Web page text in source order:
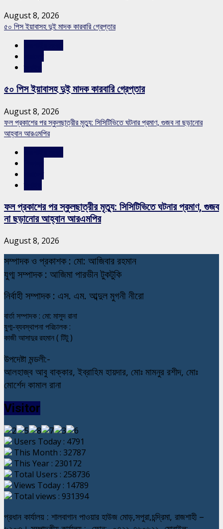
August 8, 2026
৫০ পিস ইয়াবাসহ দুই মাদক কারবারি গ্রেপ্তার
৫০ পিস ইয়াবাসহ দুই মাদক কারবারি গ্রেপ্তার
August 8, 2026
ফল প্রকাশের পর স্কুলছাত্রীর মৃত্যু: সিসিটিভিতে ঘটনার প্রমাণ, গুজব না ছড়ানোর
আহ্বান আরএমপির
ফল প্রকাশের পর স্কুলছাত্রীর মৃত্যু: সিসিটিভিতে ঘটনার প্রমাণ, গুজব
না ছড়ানোর আহ্বান আরএমপির
August 8, 2026
সম্পাদক ও প্রকাশক : মো: আজিবার রহমান
যুগ্ম সম্পাদক : আজিমা পারভীন টুকটুকি
নির্বাহী সম্পাদক : এস. এম. আব্দুল মুগনী নীরো
বার্তা সম্পাদক : মো: মাসুদ রানা
যুগ্ম-ব্যবস্থাপনা পরিচালক :
কাজী আসাদুর রহমান ( টিটু )
উপদেষ্টা মন্ডলী:-
আলহাজ্ব আবু বাক্কার, ইব্রাহিম হায়দার, মোঃ মামনুর রশীদ, মোঃ
মোর্শেদ কামাল রানা
Visitor
Users Today : 4791
This Month : 32787
This Year : 230172
Total Users : 258736
Views Today : 14789
Total views : 931394
প্রধান কার্যালয় : শালবাগান পাওয়ার হাউজ মোড়,সপুরা,চন্দ্রিমা, রাজশাহী –